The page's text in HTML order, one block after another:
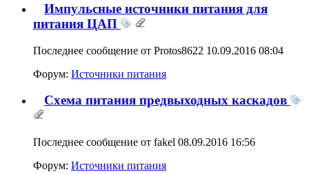
Импульсные источники питания для
питания ЦАП
Последнее сообщение от Protos8622 10.09.2016 08:04
Форум: Источники питания
Схема питания предвыходных каскадов
Последнее сообщение от fakel 08.09.2016 16:56
Форум: Источники питания